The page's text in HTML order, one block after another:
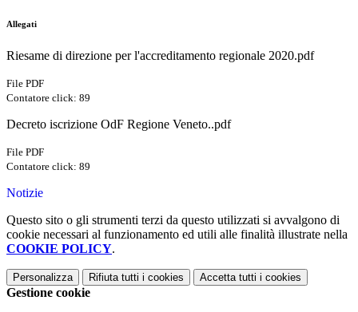
Allegati
Riesame di direzione per l'accreditamento regionale 2020.pdf
File PDF
Contatore click: 89
Decreto iscrizione OdF Regione Veneto..pdf
File PDF
Contatore click: 89
Notizie
Questo sito o gli strumenti terzi da questo utilizzati si avvalgono di
cookie necessari al funzionamento ed utili alle finalità illustrate nella
COOKIE POLICY.
Personalizza Rifiuta tutti i cookies Accetta tutti i cookies
Gestione cookie